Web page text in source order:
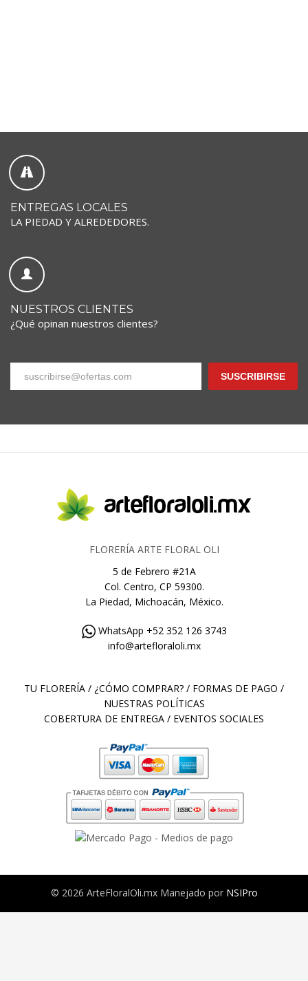
ENTREGAS LOCALES
LA PIEDAD Y ALREDEDORES.
NUESTROS CLIENTES
¿Qué opinan nuestros clientes?
SUSCRIBIRSE
FLORERÍA ARTE FLORAL OLI
5 de Febrero #21A
Col. Centro, CP 59300.
La Piedad, Michoacán, México.
WhatsApp +52 352 126 3743
info@artefloraloli.mx
TU FLORERÍA / ¿CÓMO COMPRAR? / FORMAS DE PAGO /
NUESTRAS POLÍTICAS
COBERTURA DE ENTREGA / EVENTOS SOCIALES
© 2026 ArteFloralOli.mx Manejado por NSIPro